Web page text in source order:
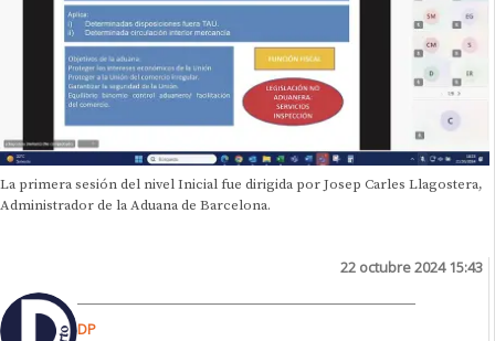
La primera sesión del nivel Inicial fue dirigida por Josep Carles Llagostera,
Administrador de la Aduana de Barcelona.
22 octubre 2024 15:43
DP